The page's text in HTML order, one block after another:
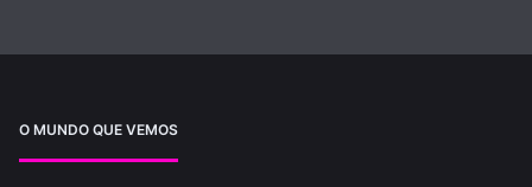
O MUNDO QUE VEMOS